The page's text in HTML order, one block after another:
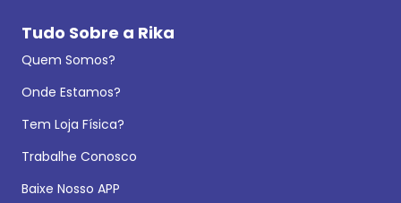
Tudo Sobre a Rika
Quem Somos?
Onde Estamos?
Tem Loja Física?
Trabalhe Conosco
Baixe Nosso APP